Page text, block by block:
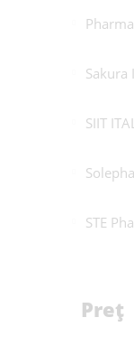
Sakura
SIIT
STE
Preț